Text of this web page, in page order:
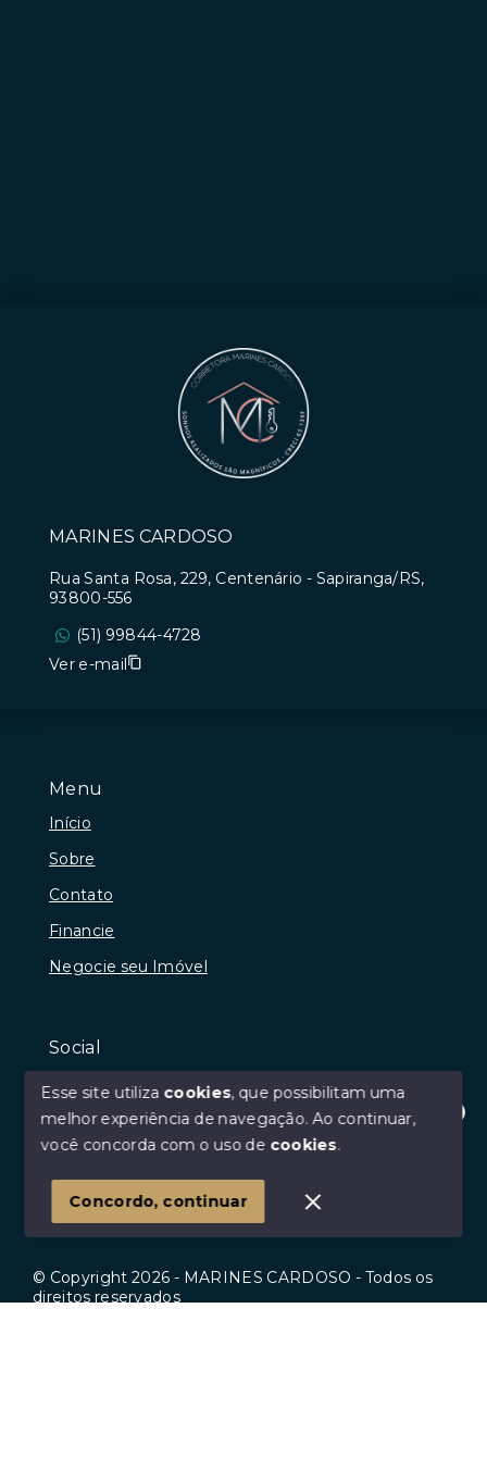
Olá! Estamos disponíveis para te ajudar.
Menu
Início
Sobre
Contato
Financie
Negocie seu Imóvel
Social
Facebook
Youtube
© Copyright 2026 - MARINES CARDOSO - Todos os
direitos reservados
MARINES CARDOSO
Rua Santa Rosa, 229, Centenário - Sapiranga/RS,
93800-556
(51) 99844-4728
Ver e-mail
Esse site utiliza cookies, que possibilitam uma
melhor experiência de navegação.Ao continuar,
você concorda com o uso de cookies.
Concordo, continuar